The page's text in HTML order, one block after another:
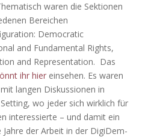
waren die Sektionen
Bereichen
Democratic
and Fundamental Rights,
and Representation. Das
ihr hier einsehen. Es waren
langen Diskussionen in
wo jeder sich wirklich für
interessierte – und damit ein
der Arbeit in der DigiDem-